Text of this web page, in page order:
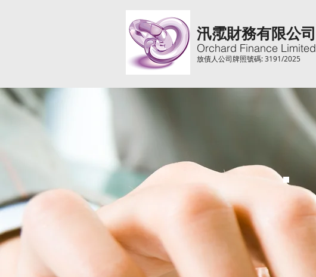
汛霐財務有限公司
Orchard Finance Limited
放債人公司牌照號碼: 3191/2025